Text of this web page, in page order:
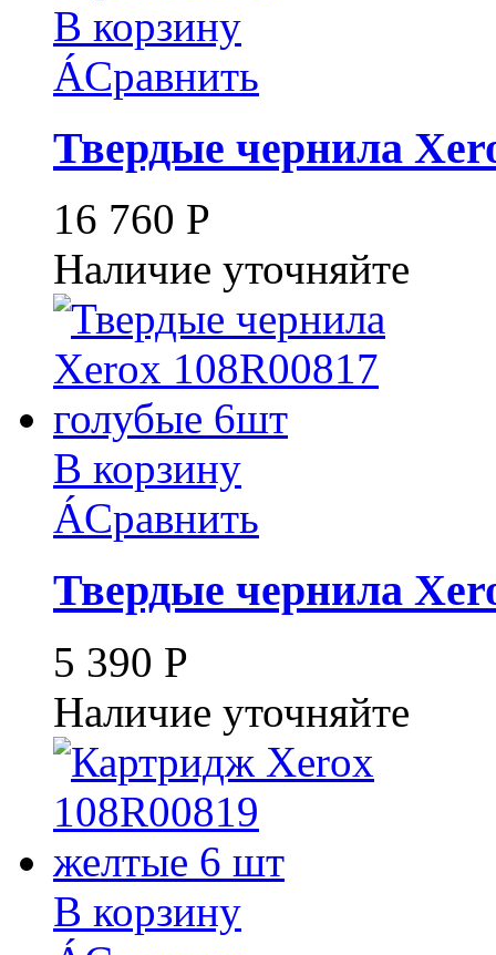
В корзину
ÁСравнить
Твердые чернила
16 760 Р
Наличие уточняйте
В корзину
ÁСравнить
Твердые чернила
5 390 Р
Наличие уточняйте
В корзину